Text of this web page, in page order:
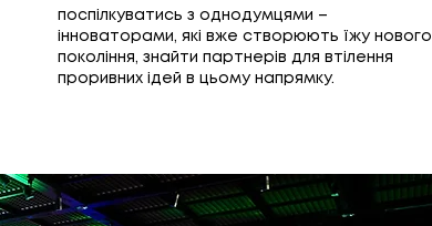
поспілкуватись з однодумцями –
інноваторами, які вже створюють їжу нового
покоління, знайти партнерів для втілення
проривних ідей в цьому напрямку.